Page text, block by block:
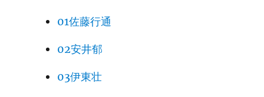
01佐藤行通
02安井郁
03伊東壮